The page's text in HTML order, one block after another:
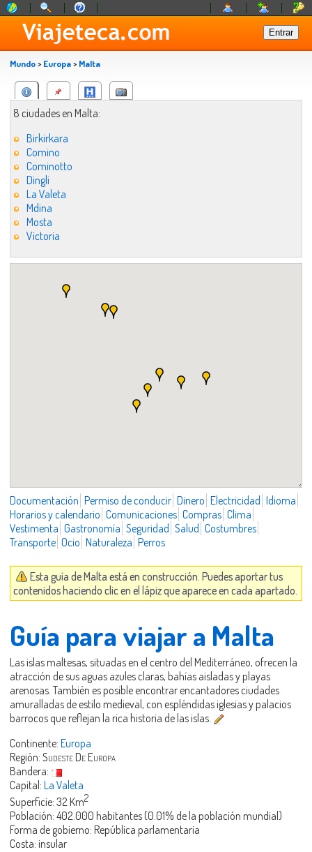
Mundo> Europa> Malta
8 ciudades en Malta:
Birkirkara
Comino
Cominotto
Dingli
La Valeta
Mdina
Mosta
Victoria
Documentación Permiso de conducir Dinero Electricidad Idioma
Horarios y calendario Comunicaciones Compras Clima
Vestimenta Gastronomía Seguridad Salud Costumbres
Transporte Ocio Naturaleza Perros
Esta guía de Malta está en construcción. Puedes aportar tus
contenidos haciendo clic en el lápiz que aparece en cada apartado.
Guía para viajar a Malta
Las islas maltesas, situadas en el centro del Mediterráneo, ofrecen la
atracción de sus aguas azules claras, bahías aisladas y playas
arenosas. También es posible encontrar encantadores ciudades
amuralladas de estilo medieval, con espléndidas iglesias y palacios
barrocos que reflejan la rica historia de las islas.
Continente: Europa
Región: Sudeste De Europa
Bandera:
Capital: La Valeta
Superficie: 32 Km2
Población: 402.000 habitantes (0.01% de la población mundial)
Forma de gobierno: República parlamentaria
Costa: insular